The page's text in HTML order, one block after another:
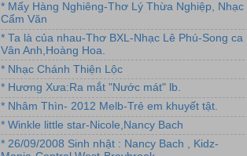
* Mấy Hàng Nghiêng-Thơ Lý Thừa Nghiệp, Nhạc
Cẩm Văn
* Ta là của nhau-Thơ BXL-Nhạc Lê Phú-Song ca
Vân Anh,Hoàng Hoa.
* Nhạc Chánh Thiện Lộc
* Hương Xưa:Ra mắt "Nước mát" lb.
* Nhâm Thìn- 2012 Melb-Trẻ em khuyết tật.
* Winkle little star-Nicole,Nancy Bach
* 26/09/2008 Sinh nhật : Nancy Bach , Kidz-